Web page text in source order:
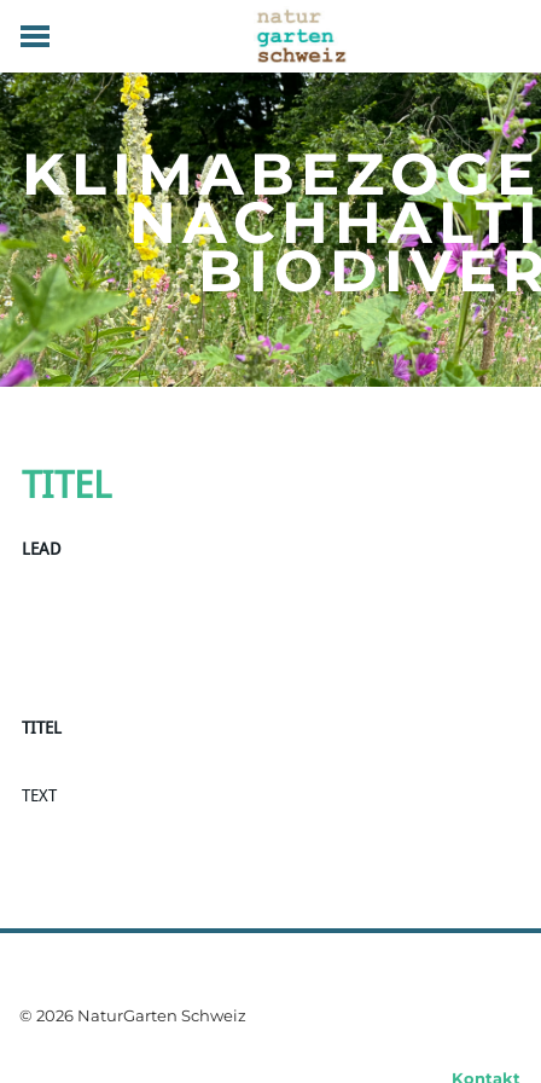
HOME
GRUNDLAGEN
PRAXIS
TERMINE
FACHBETRIEBE
MAGAZIN
UEBER UNS
MITGLIED WERDEN
DOWNLOADS
KONTAKT
TITEL
LEAD
TITEL
TEXT
© 2026 NaturGarten Schweiz
Kontakt